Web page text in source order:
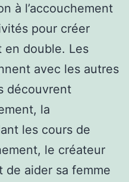
à l’accouchement
pour créer
en double. Les
avec les autres
découvrent
la
les cours de
le créateur
de aider sa femme